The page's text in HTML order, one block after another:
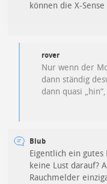
können die X-
rover
Nur wenn der
dann ständig
dann quasi
Blub
Eigentlich ein gutes
keine Lust darauf?
Rauchmelder